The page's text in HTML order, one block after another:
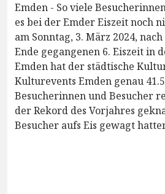
Emden - So viele
es bei der Emder Eiszeit noch
am Sonntag, 3. März 2024,
Ende gegangenen 6. Eiszeit in
Emden hat der städtische
Kulturevents Emden genau
Besucherinnen und Besucher
der Rekord des Vorjahres
Besucher aufs Eis gewagt